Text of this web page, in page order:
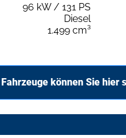
96 kW / 131 PS
Diesel
1.499 cm³
können Sie hier